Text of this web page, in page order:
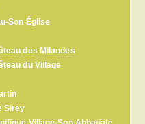
Son Église
des Milandes
du Village
Sirey